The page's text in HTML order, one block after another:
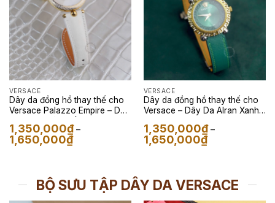
VERSACE
Dây da đồng hồ thay thế cho
Versace Palazzo Empire – Dây
1,350,000₫ –
1,650,000₫Khoảng
giá:
1,650,000₫
VERSACE
Dây da đồng hồ thay thế cho
Versace – Dây Da Alran Xanh
1,350,000₫ –
1,650,000₫Khoảng
giá:
1,650,000₫
BỘ SƯU TẬP DÂY DA VERSACE